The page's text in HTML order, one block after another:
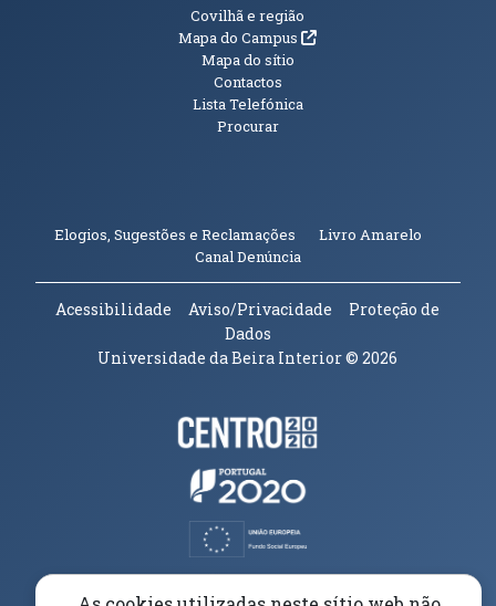
Informações Adicionais
Covilhã e região
Mapa do Campus(abre em nova janela)
Mapa do sítio
Contactos
Lista Telefónica
Procurar
Elogios, Sugestões e Reclamações Livro Amarelo
Canal Denúncia(abre em nova janela)
Acessibilidade Aviso/Privacidade
Proteção de
Dados
Universidade da Beira Interior© 2026
Parceiros e Financiadores